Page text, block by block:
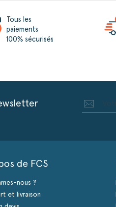
Tous les
paiements
100% sécurisés
de FCS
nous ?
et livraison